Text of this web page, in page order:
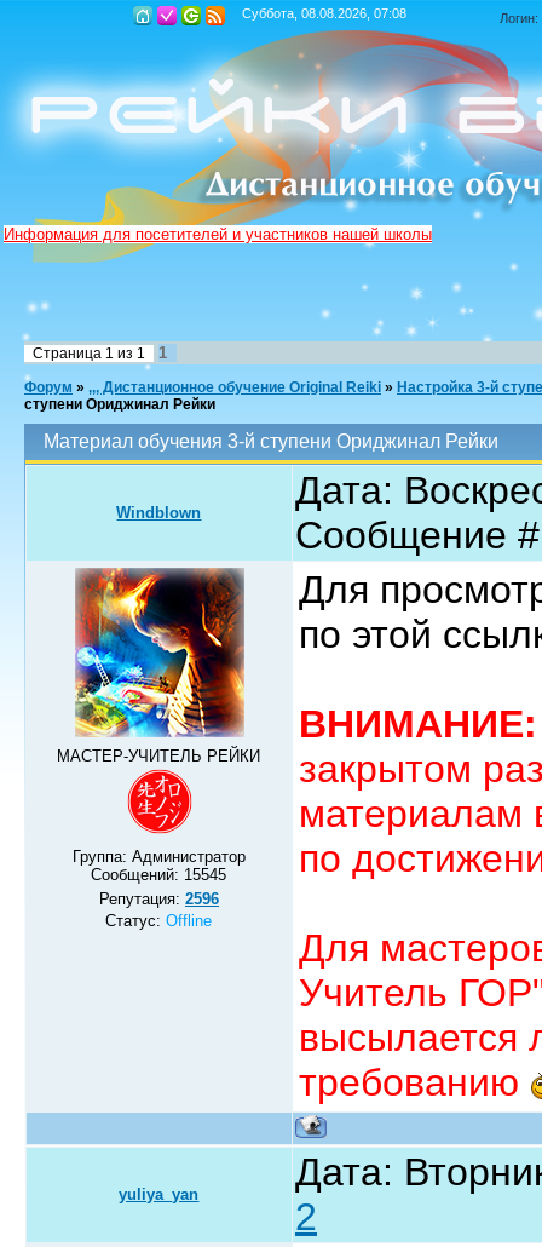
Суббота, 08.08.2026, 07:08 Логин:
Информация для посетителей и участников нашей школы
Страница 1 из 1 1
Форум » ,,, Дистанционное обучение Original Reiki » Настройка 3-й
ступени Ориджинал Рейки
Материал обучения 3-й ступени Ориджинал Рейки
Windblown
Дата:
Сообщение
МАСТЕР-УЧИТЕЛЬ РЕЙКИ
Группа: Администратор
Сообщений: 15545
Репутация: 2596
Статус:Offline
Для
по этой
ВНИМАНИЕ:
закрытом
материалам
по
Для
Учитель
высылается
требованию
yuliya_yan
Дата:
2